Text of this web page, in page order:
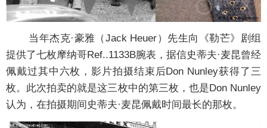
当年杰克·豪雅（Jack Heuer）先生向《勒芒》剧组
提供了七枚摩纳哥Ref..1133B腕表，据信史蒂夫·麦昆曾经
佩戴过其中六枚，影片拍摄结束后Don Nunley获得了三
枚。此次拍卖的就是这三枚中的第三枚，也是Don Nunley
认为，在拍摄期间史蒂夫·麦昆佩戴时间最长的那枚。